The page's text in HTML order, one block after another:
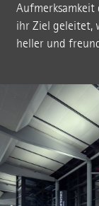
Aufmerksamkeit
ihr Ziel geleitet,
heller und